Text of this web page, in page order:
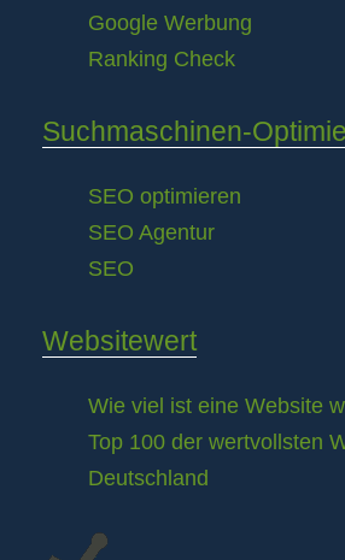
Google Werbung
Ranking Check
Suchmaschinen-
SEO optimieren
SEO Agentur
SEO
Websitewert
Wie viel ist eine Website
Top 100 der wertvollsten
Deutschland